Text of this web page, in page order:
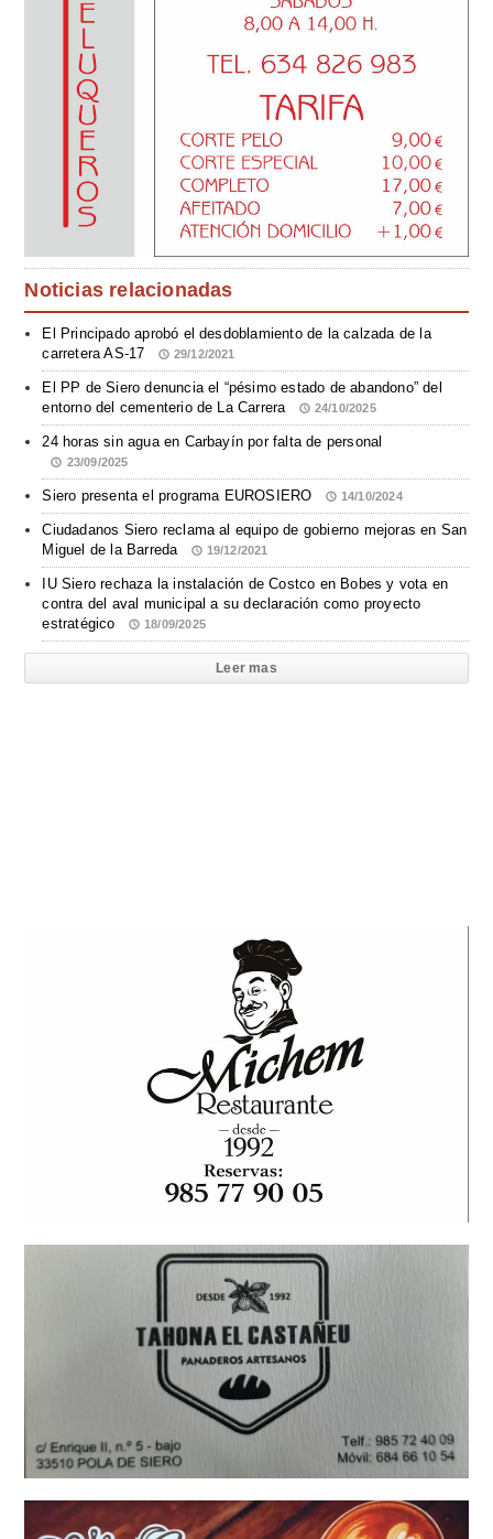
Noticias relacionadas
El Principado aprobó el desdoblamiento de la calzada de la
carretera AS-17
29/12/2021
El PP de Siero denuncia el “pésimo estado de abandono” del
entorno del cementerio de La Carrera
24/10/2025
24 horas sin agua en Carbayín por falta de personal
23/09/2025
Siero presenta el programa EUROSIERO 14/10/2024
Ciudadanos Siero reclama al equipo de gobierno mejoras en San
Miguel de la Barreda
19/12/2021
IU Siero rechaza la instalación de Costco en Bobes y vota en
contra del aval municipal a su declaración como proyecto
estratégico
18/09/2025
Leer mas